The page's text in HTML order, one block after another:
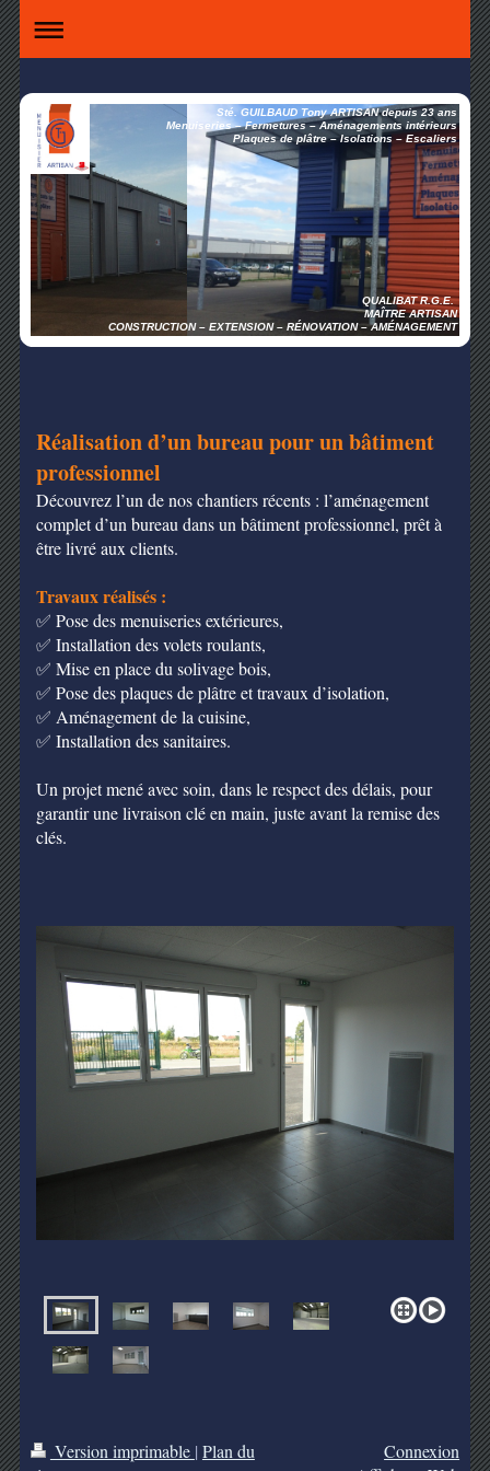
Sté. GUILBAUD Tony ARTISAN depuis 23 ans
Menuiseries – Fermetures – Aménagements intérieurs
Plaques de plâtre – Isolations – Escaliers
QUALIBAT R.G.E.
MAÎTRE ARTISAN
CONSTRUCTION – EXTENSION – RÉNOVATION – AMÉNAGEMENT
Réalisation d’un bureau pour un bâtiment
professionnel
Découvrez l’un de nos chantiers récents : l’aménagement
complet d’un bureau dans un bâtiment professionnel, prêt à
être livré aux clients.
Travaux réalisés :
✅ Pose des menuiseries extérieures,
✅ Installation des volets roulants,
✅ Mise en place du solivage bois,
✅ Pose des plaques de plâtre et travaux d’isolation,
✅ Aménagement de la cuisine,
✅ Installation des sanitaires.
Un projet mené avec soin, dans le respect des délais, pour
garantir une livraison clé en main, juste avant la remise des
clés.
Version imprimable | Plan du
Connexion